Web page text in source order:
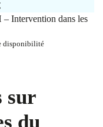
Intervention dans les
disponibilité
sur
du